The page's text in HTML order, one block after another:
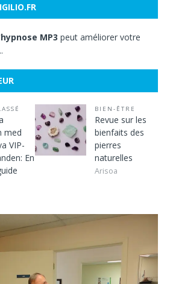
hypnose MP3 peut améliorer votre
med
VIP-
En
BIEN-ÊTRE
Revue sur les
bienfaits des
pierres
naturelles
Arisoa